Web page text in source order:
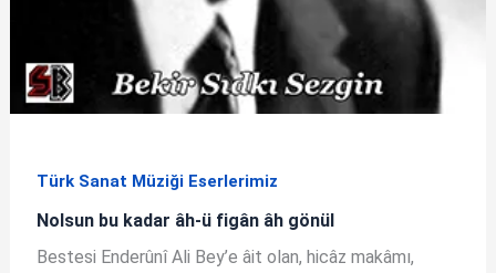
Türk Sanat Müziği Eserlerimiz
Nolsun bu kadar âh-ü figân âh gönül
Bestesi Enderûnî Ali Bey’e âit olan, hicâz makâmı,